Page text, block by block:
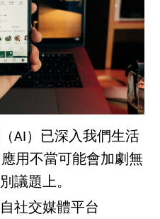
AI）已深入我們生活
用不當可能會加劇無
議題上。
社交媒體平台